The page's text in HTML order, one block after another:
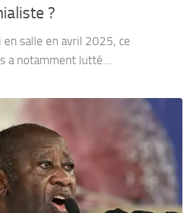
?
en salle en avril 2025, ce
a notamment lutté...